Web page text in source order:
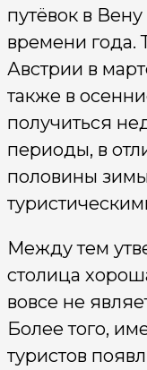
путёвок в
времени года.
Австрии в
также в
получиться
периоды, в
половины
Между тем
столица
вовсе не
Более того,
туристов